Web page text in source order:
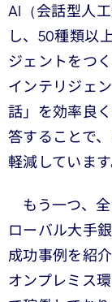
AI（会話型人
し、50種類以
ジェントをつ
インテリジェ
話」を効率良
答することで
軽減しています
もう一つ、
ローバル大手
成功事例を紹
オンプレミス